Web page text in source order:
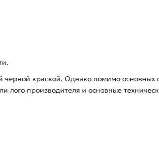
черной краской. Однако помимо
лого производителя и основные